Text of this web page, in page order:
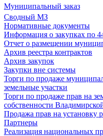
Муниципальный заказ
Сводный МЗ
Нормативные документы
Информация о закупках по
Отчет о размещении
Архив реестра контрактов
Архив закупок
Закупки вне системы
Торги по продаже
земельные участки
Торги по продаже прав на
собственности
Продажа прав на установку
Партнеры
Реализация национальных